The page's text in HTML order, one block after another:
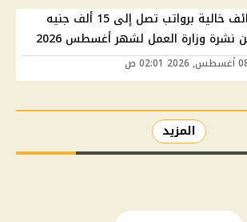
وظائف خالية برواتب تصل إلى 15 ألف جنيه
نشرة وزارة العمل لشهر أغسطس 2026
المزيد